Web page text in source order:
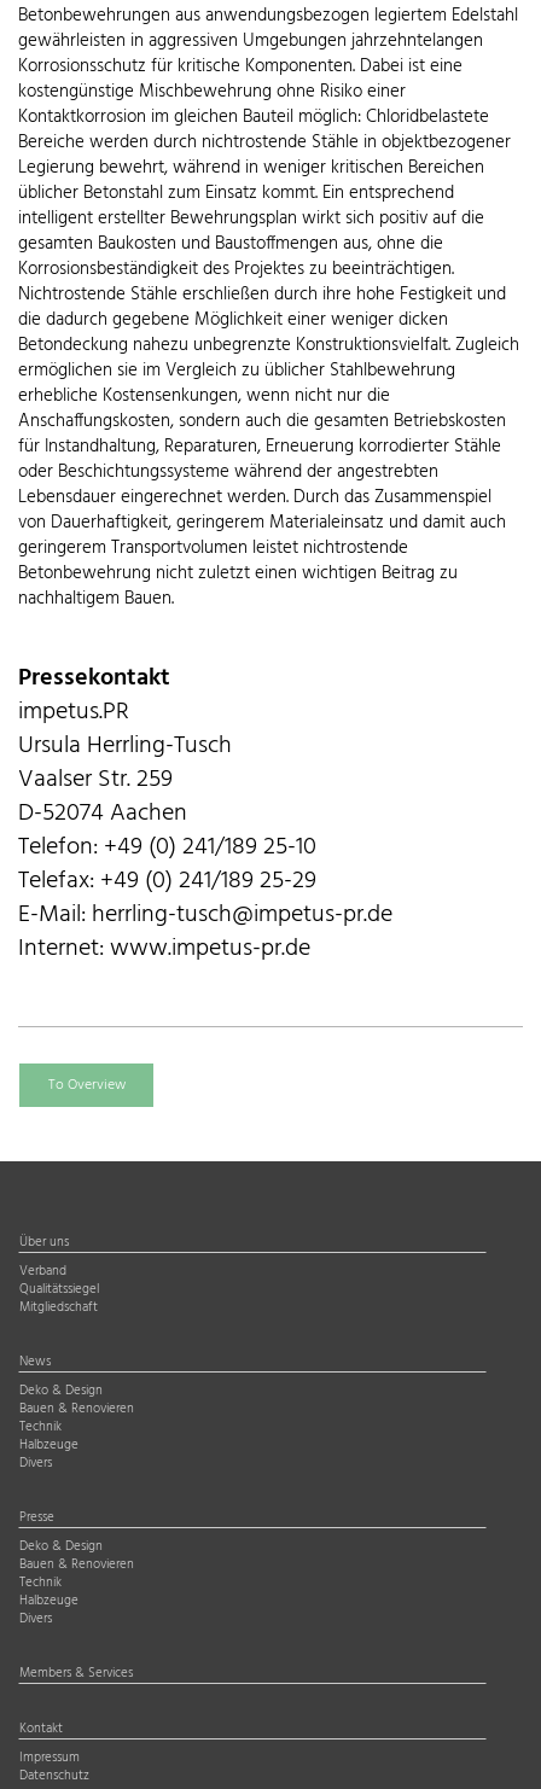
Betonbewehrungen aus anwendungsbezogen legiertem Edelstahl
gewährleisten in aggressiven Umgebungen jahrzehntelangen
Korrosionsschutz für kritische Komponenten. Dabei ist eine
kostengünstige Mischbewehrung ohne Risiko einer
Kontaktkorrosion im gleichen Bauteil möglich: Chloridbelastete
Bereiche werden durch nichtrostende Stähle in objektbezogener
Legierung bewehrt, während in weniger kritischen Bereichen
üblicher Betonstahl zum Einsatz kommt. Ein entsprechend
intelligent erstellter Bewehrungsplan wirkt sich positiv auf die
gesamten Baukosten und Baustoffmengen aus, ohne die
Korrosionsbeständigkeit des Projektes zu beeinträchtigen.
Nichtrostende Stähle erschließen durch ihre hohe Festigkeit und
die dadurch gegebene Möglichkeit einer weniger dicken
Betondeckung nahezu unbegrenzte Konstruktionsvielfalt. Zugleich
ermöglichen sie im Vergleich zu üblicher Stahlbewehrung
erhebliche Kostensenkungen, wenn nicht nur die
Anschaffungskosten, sondern auch die gesamten Betriebskosten
für Instandhaltung, Reparaturen, Erneuerung korrodierter Stähle
oder Beschichtungssysteme während der angestrebten
Lebensdauer eingerechnet werden. Durch das Zusammenspiel
von Dauerhaftigkeit, geringerem Materialeinsatz und damit auch
geringerem Transportvolumen leistet nichtrostende
Betonbewehrung nicht zuletzt einen wichtigen Beitrag zu
nachhaltigem Bauen.
Pressekontakt
impetus.PR
Ursula Herrling-Tusch
Vaalser Str. 259
D-52074 Aachen
Telefon: +49 (0) 241/189 25-10
Telefax: +49 (0) 241/189 25-29
E-Mail: herrling-tusch@impetus-pr.de
Internet: www.impetus-pr.de
To Overview
Über uns
Verband
Qualitätssiegel
Mitgliedschaft
News
Deko & Design
Bauen & Renovieren
Technik
Halbzeuge
Divers
Presse
Deko & Design
Bauen & Renovieren
Technik
Halbzeuge
Divers
Members & Services
Kontakt
Impressum
Datenschutz